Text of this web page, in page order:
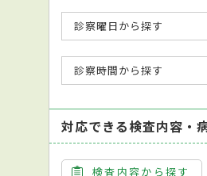
診察曜日から探す
診察時間から探す
対応できる検査内容・
検査内容から探す